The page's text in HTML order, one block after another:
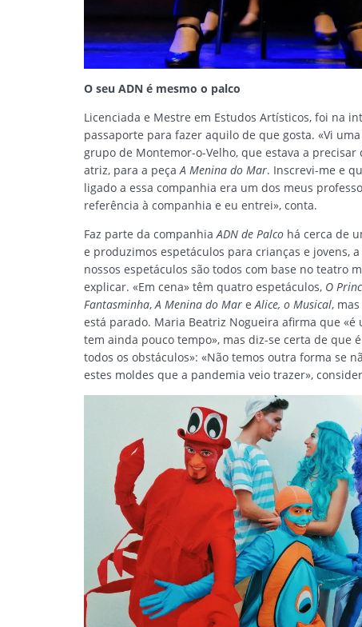
O seu ADN é mesmo o palco
Licenciada e Mestre em Estudos Artísticos, foi na
passaporte para fazer aquilo de que gosta. «Vi
grupo de Montemor-o-Velho, que estava a precisar
atriz, para a peçaA Menina do Mar. Inscrevi-me e
ligado a essa companhia era um dos meus
referência à companhia e eu entrei», conta.
Faz parte da companhia ADN de Palcohá cerca de
e produzimos espetáculos para crianças e jovens,
nossos espetáculos são todos com base no teatro
explicar. «Em cena» têm quatro espetáculos,O
Fantasminha,A Menina do MareAlice, o Musical,
está parado. Maria Beatriz Nogueira afirma que «é
tem ainda pouco tempo», mas diz-se certa de que
todos os obstáculos»: «Não temos outra forma se
estes moldes que a pandemia veio trazer»,